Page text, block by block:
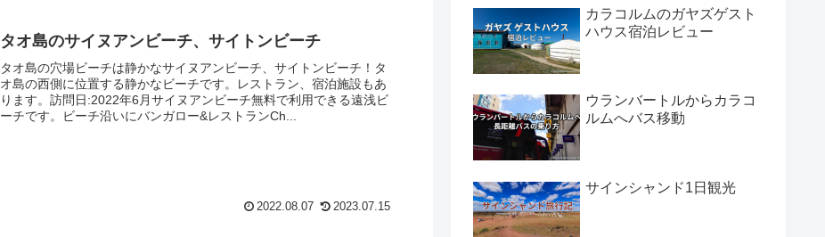
タオ島のサイヌアンビーチ、サイトンビーチ
タオ島の穴場ビーチは静かなサイヌアンビーチ、サイトンビーチ！タ
オ島の西側に位置する静かなビーチです。レストラン、宿泊施設もあ
ります。訪問日:2022年6月サイヌアンビーチ無料で利用できる遠浅ビ
ーチです。ビーチ沿いにバンガロー&レストランCh...
2022.08.07 2023.07.15
カラコルムのガヤズゲスト
ハウス宿泊レビュー
ウランバートルからカラコ
ルムへバス移動
サインシャンド1日観光